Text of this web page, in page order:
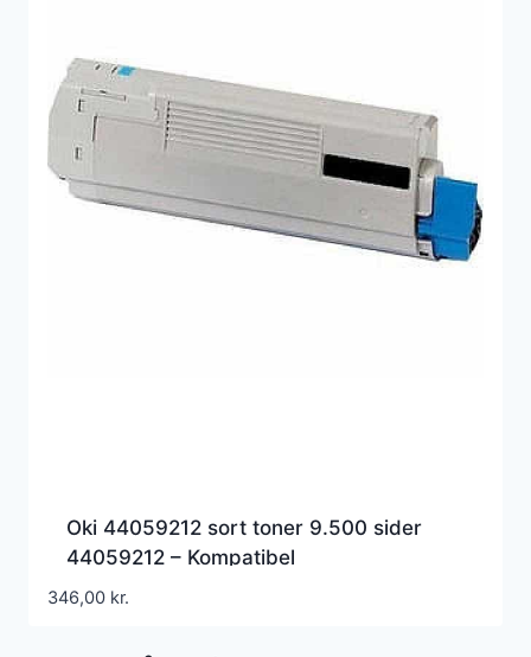
Oki 44059212 sort toner 9.500 sider
44059212 – Kompatibel
346,00 kr.